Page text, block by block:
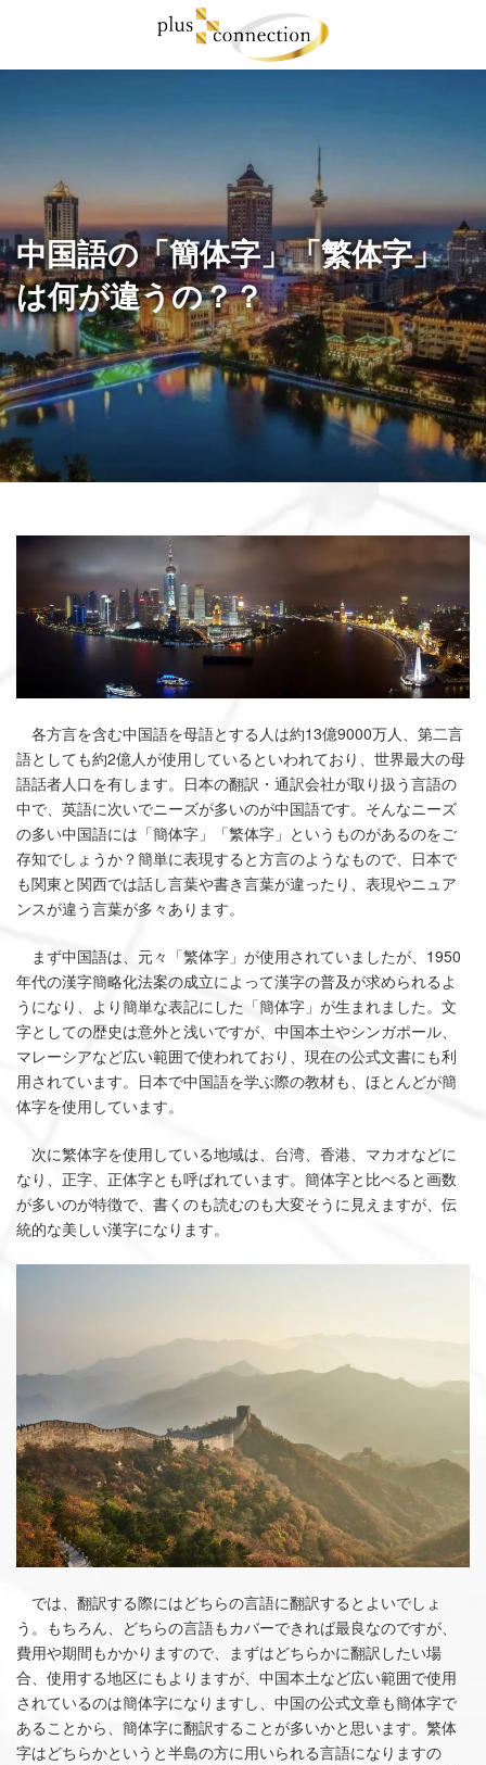
中国語の「簡体字」「繁体字」
は何が違うの？？
各方言を含む中国語を母語とする人は約13億9000万人、第二言
語としても約2億人が使用しているといわれており、世界最大の母
語話者人口を有します。日本の翻訳・通訳会社が取り扱う言語の
中で、英語に次いでニーズが多いのが中国語です。そんなニーズ
の多い中国語には「簡体字」「繁体字」というものがあるのをご
存知でしょうか？簡単に表現すると方言のようなもので、日本で
も関東と関西では話し言葉や書き言葉が違ったり、表現やニュア
ンスが違う言葉が多々あります。
まず中国語は、元々「繁体字」が使用されていましたが、1950
年代の漢字簡略化法案の成立によって漢字の普及が求められるよ
うになり、より簡単な表記にした「簡体字」が生まれました。文
字としての歴史は意外と浅いですが、中国本土やシンガポール、
マレーシアなど広い範囲で使われており、現在の公式文書にも利
用されています。日本で中国語を学ぶ際の教材も、ほとんどが簡
体字を使用しています。
次に繁体字を使用している地域は、台湾、香港、マカオなどに
なり、正字、正体字とも呼ばれています。簡体字と比べると画数
が多いのが特徴で、書くのも読むのも大変そうに見えますが、伝
統的な美しい漢字になります。
では、翻訳する際にはどちらの言語に翻訳するとよいでしょ
う。もちろん、どちらの言語もカバーできれば最良なのですが、
費用や期間もかかりますので、まずはどちらかに翻訳したい場
合、使用する地区にもよりますが、中国本土など広い範囲で使用
されているのは簡体字になりますし、中国の公式文章も簡体字で
あることから、簡体字に翻訳することが多いかと思います。繁体
字はどちらかというと半島の方に用いられる言語になりますの